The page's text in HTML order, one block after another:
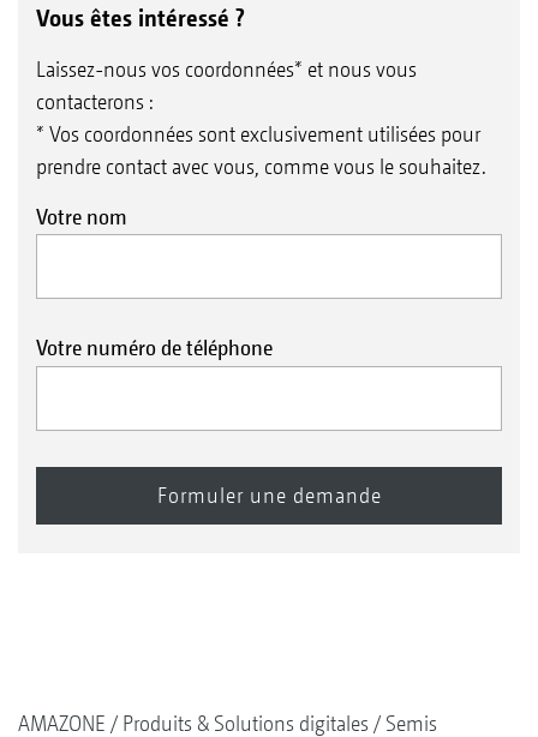
Vous êtes intéressé ?
Laissez-nous vos coordonnées* et nous vous
contacterons :
* Vos coordonnées sont exclusivement utilisées pour
prendre contact avec vous, comme vous le souhaitez.
Votre nom
Votre numéro de téléphone
AMAZONE Produits & Solutions digitales
Semis